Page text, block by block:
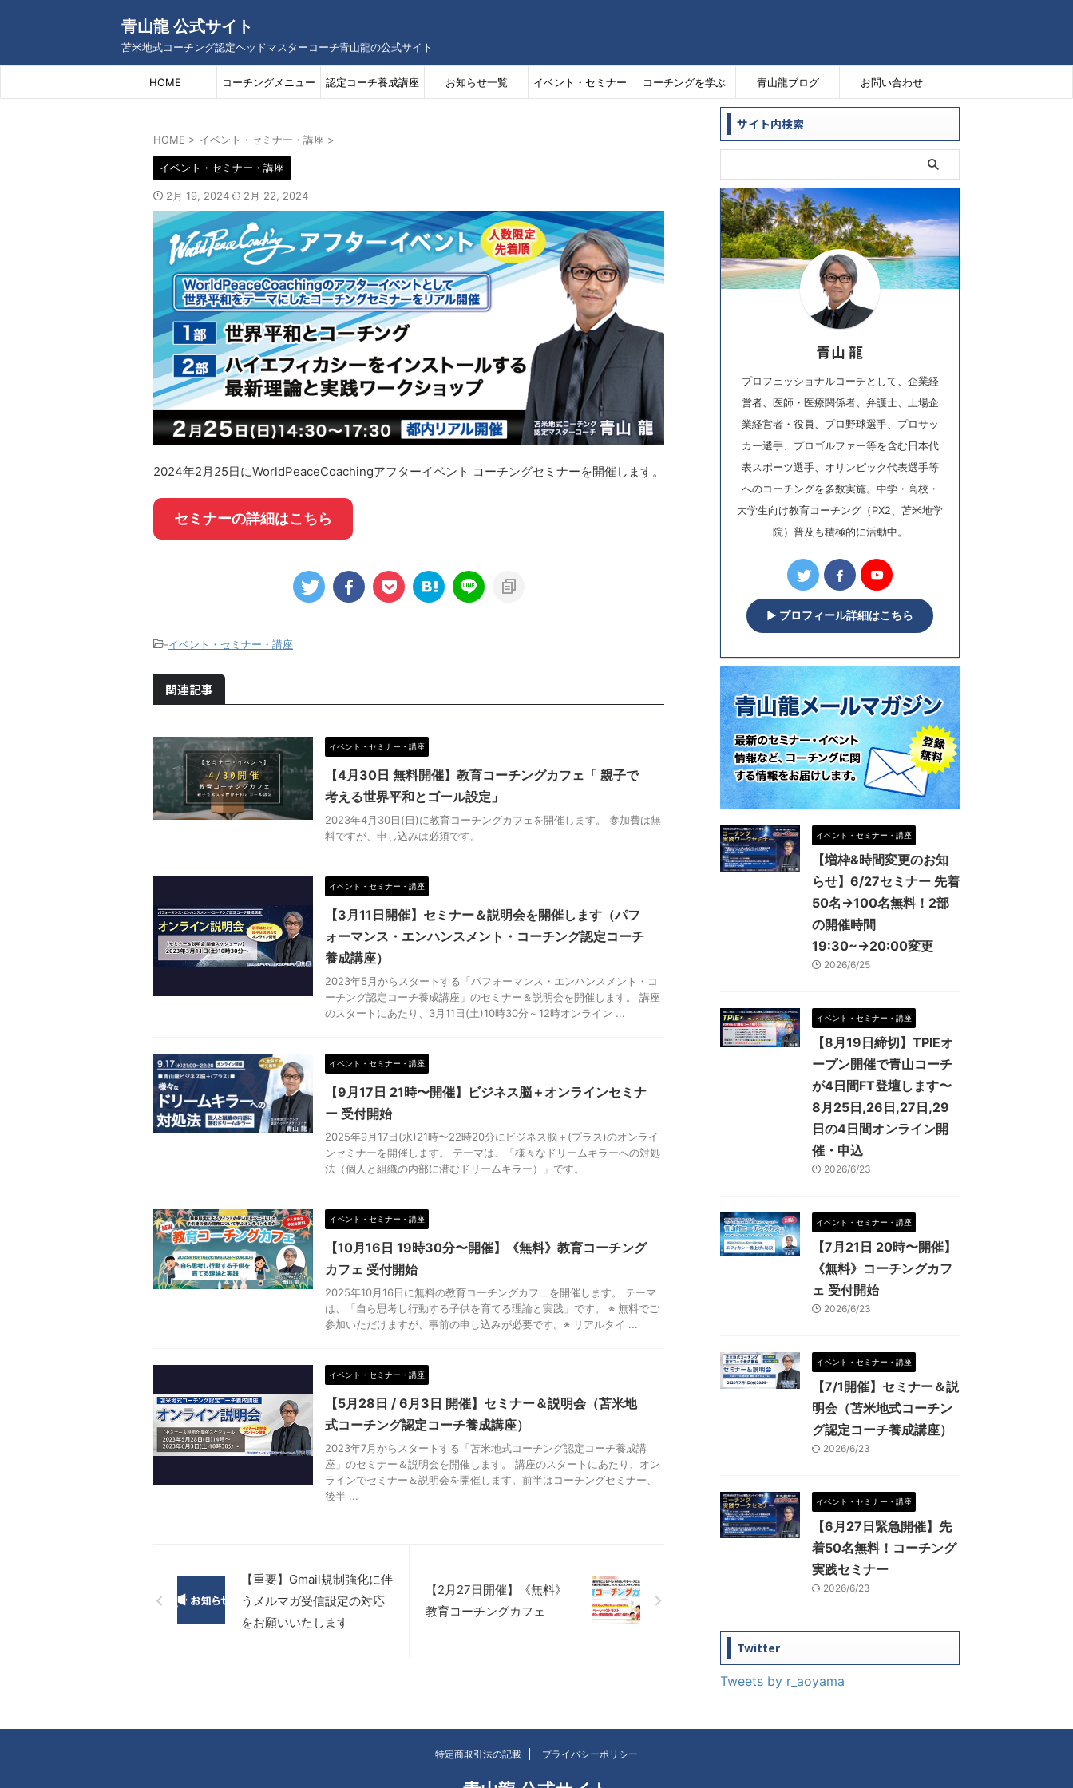
青山龍 公式サイト
苫米地式コーチング認定ヘッドマスターコーチ青山龍の公式サイト
HOME コーチングメニュー 認定コーチ養成講座 お知らせ一覧 イベント・セミナー コーチングを学ぶ 青山龍ブログ お問い合わせ
HOME > イベント・セミナー・講座 >
イベント・セミナー・講座
2月 19, 2024 2月 22, 2024
2024年2月25日にWorldPeaceCoachingアフターイベント コーチングセミナーを開催します。
セミナーの詳細はこちら
-イベント・セミナー・講座
関連記事
イベント・セミナー・講座
【4月30日 無料開催】教育コーチングカフェ「 親子で
考える世界平和とゴール設定」
2023年4月30日(日)に教育コーチングカフェを開催します。 参加費は無
料ですが、申し込みは必須です。
イベント・セミナー・講座
【3月11日開催】セミナー＆説明会を開催します（パフ
ォーマンス・エンハンスメント・コーチング認定コーチ
養成講座）
2023年5月からスタートする「パフォーマンス・エンハンスメント・コ
ーチング認定コーチ養成講座」のセミナー＆説明会を開催します。 講座
のスタートにあたり、3月11日(土)10時30分～12時オンライン ...
イベント・セミナー・講座
【9月17日 21時〜開催】ビジネス脳＋オンラインセミナ
ー 受付開始
2025年9月17日(水)21時〜22時20分にビジネス脳＋(プラス)のオンライ
ンセミナーを開催します。 テーマは、「様々なドリームキラーへの対処
法（個人と組織の内部に潜むドリームキラー）」です。
イベント・セミナー・講座
【10月16日 19時30分〜開催】《無料》教育コーチング
カフェ 受付開始
2025年10月16日に無料の教育コーチングカフェを開催します。 テーマ
は、「自ら思考し行動する子供を育てる理論と実践」です。 ※ 無料でご
参加いただけますが、事前の申し込みが必要です。※ リアルタイ ...
イベント・セミナー・講座
【5月28日 / 6月3日 開催】セミナー＆説明会（苫米地
式コーチング認定コーチ養成講座）
2023年7月からスタートする「苫米地式コーチング認定コーチ養成講
座」のセミナー＆説明会を開催します。 講座のスタートにあたり、オン
ラインでセミナー＆説明会を開催します。前半はコーチングセミナー、
後半 ...
【重要】Gmail規制強化に伴
うメルマガ受信設定の対応
をお願いいたします
【2月27日開催】《無料》
教育コーチングカフェ
サイト内検索
青山 龍
プロフェッショナルコーチとして、企業経
営者、医師・医療関係者、弁護士、上場企
業経営者・役員、プロ野球選手、プロサッ
カー選手、プロゴルファー等を含む日本代
表スポーツ選手、オリンピック代表選手等
へのコーチングを多数実施。中学・高校・
大学生向け教育コーチング（PX2、苫米地学
院）普及も積極的に活動中。
▶︎ プロフィール詳細はこちら
イベント・セミナー・講座
【増枠&時間変更のお知
らせ】6/27セミナー 先着
50名→100名無料！2部
の開催時間
19:30~→20:00変更
2026/6/25
イベント・セミナー・講座
【8月19日締切】TPIEオ
ープン開催で青山コーチ
が4日間FT登壇します〜
8月25日,26日,27日,29
日の4日間オンライン開
催・申込
2026/6/23
イベント・セミナー・講座
【7月21日 20時〜開催】
《無料》コーチングカフ
ェ 受付開始
2026/6/23
イベント・セミナー・講座
【7/1開催】セミナー＆説
明会（苫米地式コーチン
グ認定コーチ養成講座）
2026/6/23
イベント・セミナー・講座
【6月27日緊急開催】先
着50名無料！コーチング
実践セミナー
2026/6/23
Twitter
Tweets by r_aoyama
特定商取引法の記載 プライバシーポリシー